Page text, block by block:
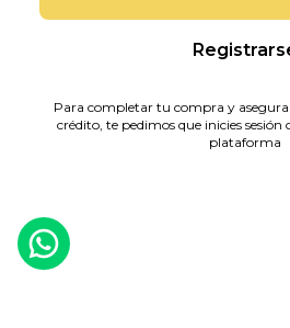
Para completar tu compra y
crédito, te pedimos que inicies sesión
plataforma